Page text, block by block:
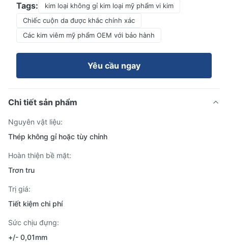
Tags:
kim loại không gỉ kim loại mỹ phẩm vi kim
Chiếc cuộn da được khắc chính xác
Các kim viêm mỹ phẩm OEM với bảo hành
Yêu cầu ngay
Chi tiết sản phẩm
Nguyên vật liệu:
Thép không gỉ hoặc tùy chỉnh
Hoàn thiện bề mặt:
Trơn tru
Trị giá:
Tiết kiệm chi phí
Sức chịu đựng:
+/- 0,01mm